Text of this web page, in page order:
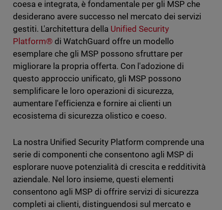
coesa e integrata, è fondamentale per gli MSP che
desiderano avere successo nel mercato dei servizi
gestiti. L'architettura della Unified Security
Platform®di WatchGuard offre un modello
esemplare che gli MSP possono sfruttare per
migliorare la propria offerta. Con l'adozione di
questo approccio unificato, gli MSP possono
semplificare le loro operazioni di sicurezza,
aumentare l'efficienza e fornire ai clienti un
ecosistema di sicurezza olistico e coeso.
La nostra Unified Security Platform comprende una
serie di componenti che consentono agli MSP di
esplorare nuove potenzialità di crescita e redditività
aziendale. Nel loro insieme, questi elementi
consentono agli MSP di offrire servizi di sicurezza
completi ai clienti, distinguendosi sul mercato e